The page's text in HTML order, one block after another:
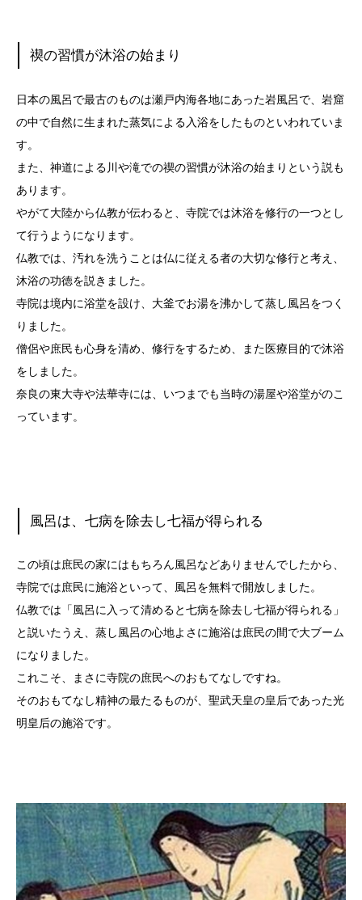
禊の習慣が沐浴の始まり
日本の風呂で最古のものは瀬戸内海各地にあった岩風呂で、岩窟
の中で自然に生まれた蒸気による入浴をしたものといわれていま
す。
また、神道による川や滝での禊の習慣が沐浴の始まりという説も
あります。
やがて大陸から仏教が伝わると、寺院では沐浴を修行の一つとし
て行うようになります。
仏教では、汚れを洗うことは仏に従える者の大切な修行と考え、
沐浴の功徳を説きました。
寺院は境内に浴堂を設け、大釜でお湯を沸かして蒸し風呂をつく
りました。
僧侶や庶民も心身を清め、修行をするため、また医療目的で沐浴
をしました。
奈良の東大寺や法華寺には、いつまでも当時の湯屋や浴堂がのこ
っています。
風呂は、七病を除去し七福が得られる
この頃は庶民の家にはもちろん風呂などありませんでしたから、
寺院では庶民に施浴といって、風呂を無料で開放しました。
仏教では「風呂に入って清めると七病を除去し七福が得られる」
と説いたうえ、蒸し風呂の心地よさに施浴は庶民の間で大ブーム
になりました。
これこそ、まさに寺院の庶民へのおもてなしですね。
そのおもてなし精神の最たるものが、聖武天皇の皇后であった光
明皇后の施浴です。